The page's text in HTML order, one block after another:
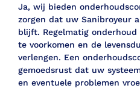
Ja, wij bieden
zorgen dat uw Sanibroyeur
blijft. Regelmatig
te voorkomen en de
verlengen. Een
gemoedsrust dat uw
en eventuele problemen